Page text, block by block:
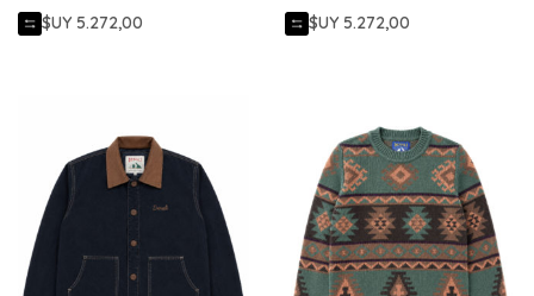
$UY 5.272,00
$UY 5.272,00